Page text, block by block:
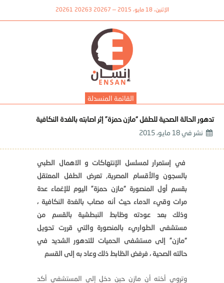
الإثنين، 18 مايو، 2015 — 20267 20263 20261
القائمة المنسدلة
تدهور الحالة الصحية للطفل “مازن حمزة” إثر اصابته بالغدة النكافية
نشر في 18 مايو، 2015
في إستمرار لمسلسل الإنتهاكات و الاهمال الطبي
بالسجون والأقسام المصرية, تعرض الطفل المعتقل
بقسم أول المنصورة “مازن حمزة” اليوم للإغماء عدة
مرات وقيء الدماء حيث أنه مصاب بالغدة النكافية ،
وذلك بعد عودته وظابط النبطشية بالقسم من
مستشفى الطواريء بالمنصورة والتي قررت تحويل
“مازن” إلى مستشفى الحميات للتدهور الشديد في
حالته الصحية ، فرفض الظابط ذلك وعاد به إلى القسم
وتروي أخته أن مازن حين دخل إلي المستشفي أكد